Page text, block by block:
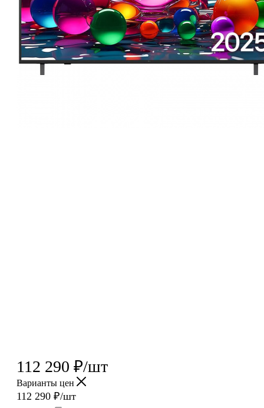
112 290 ₽/шт
Варианты цен
112 290 ₽/шт